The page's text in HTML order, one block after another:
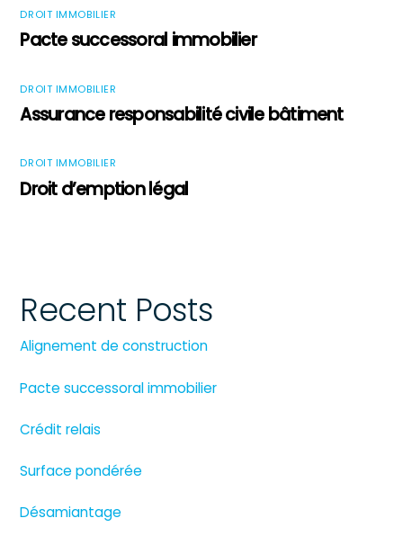
DROIT IMMOBILIER
Pacte successoral immobilier
DROIT IMMOBILIER
Assurance responsabilité civile bâtiment
DROIT IMMOBILIER
Droit d’emption légal
Recent Posts
Alignement de construction
Pacte successoral immobilier
Crédit relais
Surface pondérée
Désamiantage